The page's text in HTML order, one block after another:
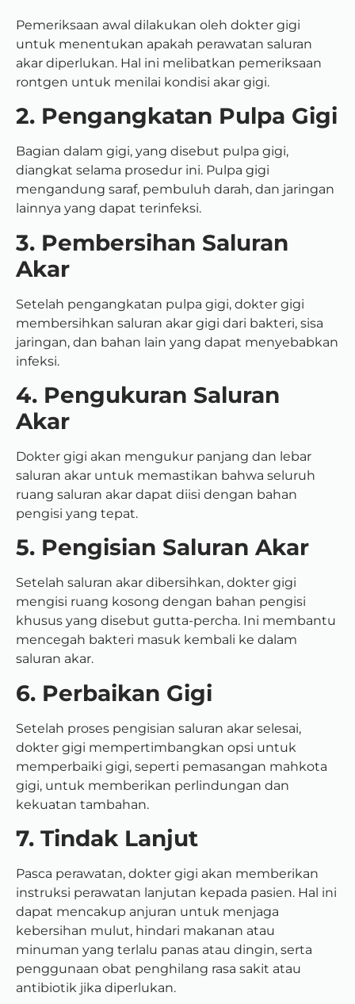
Pemeriksaan awal dilakukan oleh dokter gigi
untuk menentukan apakah perawatan saluran
akar diperlukan. Hal ini melibatkan pemeriksaan
rontgen untuk menilai kondisi akar gigi.
2. Pengangkatan Pulpa Gigi
Bagian dalam gigi, yang disebut pulpa gigi,
diangkat selama prosedur ini. Pulpa gigi
mengandung saraf, pembuluh darah, dan jaringan
lainnya yang dapat terinfeksi.
3. Pembersihan Saluran
Akar
Setelah pengangkatan pulpa gigi, dokter gigi
membersihkan saluran akar gigi dari bakteri, sisa
jaringan, dan bahan lain yang dapat menyebabkan
infeksi.
4. Pengukuran Saluran
Akar
Dokter gigi akan mengukur panjang dan lebar
saluran akar untuk memastikan bahwa seluruh
ruang saluran akar dapat diisi dengan bahan
pengisi yang tepat.
5. Pengisian Saluran Akar
Setelah saluran akar dibersihkan, dokter gigi
mengisi ruang kosong dengan bahan pengisi
khusus yang disebut gutta-percha. Ini membantu
mencegah bakteri masuk kembali ke dalam
saluran akar.
6. Perbaikan Gigi
Setelah proses pengisian saluran akar selesai,
dokter gigi mempertimbangkan opsi untuk
memperbaiki gigi, seperti pemasangan mahkota
gigi, untuk memberikan perlindungan dan
kekuatan tambahan.
7. Tindak Lanjut
Pasca perawatan, dokter gigi akan memberikan
instruksi perawatan lanjutan kepada pasien. Hal ini
dapat mencakup anjuran untuk menjaga
kebersihan mulut, hindari makanan atau
minuman yang terlalu panas atau dingin, serta
penggunaan obat penghilang rasa sakit atau
antibiotik jika diperlukan.